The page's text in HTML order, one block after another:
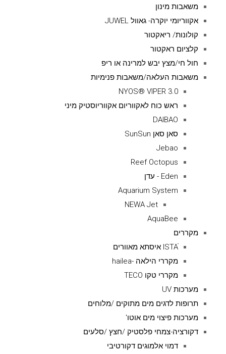
משאבות מינון
אקווריומי יוקרה- גאוול JUWEL
קולונות/ ריאקטור
קלציום ראקטור
חול חי/מצץ יבש למרינה או ריפ
משאבות העלאה/משאבות פנימיות
NYOS® VIPER 3.0
ראש כוח לאקווריום אקווריוסטיק מיני
DAIBAO
סאן סאן SunSun
Jebao
Reef Octopus
Eden - עדן
Aquarium System
NEWA Jet
AquaBee
מקררים
ISTAׁׂ איסתא מאוורים
מקררי הילאה -hailea
מקררי טקו TECO
מערכות UV
תרופות לדגים מים מתוקים /מלוחים
מערכות פיצוי מים אוטו'
דקורציה-צמחי פלסטיק /חצץ /סלעים
דמוי אלמוגים דקורטיבי